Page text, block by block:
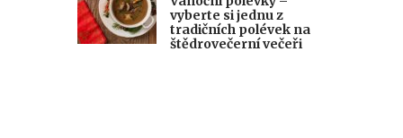
vyberte si jednu z
tradičních polévek na
štědrovečerní večeři